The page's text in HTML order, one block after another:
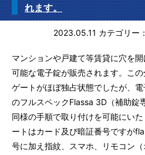
れます。
2023.05.11 カテゴリー：
マンションや戸建て等賃貸に穴を
可能な電子錠が販売されます。こ
ゲートがほぼ独占状態でしたが、
のフルスペックFlassa 3D（補助錠
同様の手順で取り付けを可能にい
ートはカード及び暗証番号ですが
号に加え指紋、スマホ、リモコン